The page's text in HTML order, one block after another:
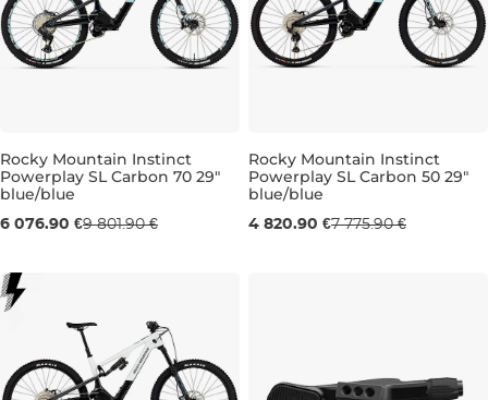
Výpredaj -38 %
Rocky Mountain Instinct
Powerplay SL Carbon 70 29"
blue/blue
6 076.90 €9 801.90 €
Výpredaj -38 %
Rocky Mountain Instinct
Powerplay SL Carbon 50 29"
blue/blue
4 820.90 €7 775.90 €